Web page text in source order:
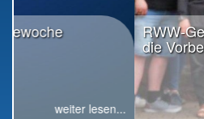
RWW-Gesamttreffen:
die Vorbereitung gestartet